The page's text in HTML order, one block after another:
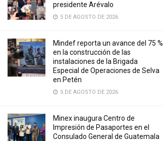
presidente Arévalo
5 DE AGOSTO DE 2026
Mindef reporta un avance del 75 %
en la construcción de las
instalaciones de la Brigada
Especial de Operaciones de Selva
en Petén
5 DE AGOSTO DE 2026
Minex inaugura Centro de
Impresión de Pasaportes en el
Consulado General de Guatemala